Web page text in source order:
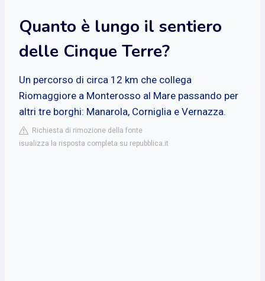
Quanto è lungo il sentiero
delle Cinque Terre?
Un percorso di circa 12 km che collega
Riomaggiore a Monterosso al Mare passando per
altri tre borghi: Manarola, Corniglia e Vernazza.
Richiesta di rimozione della fonte
isualizza la risposta completa su repubblica.it